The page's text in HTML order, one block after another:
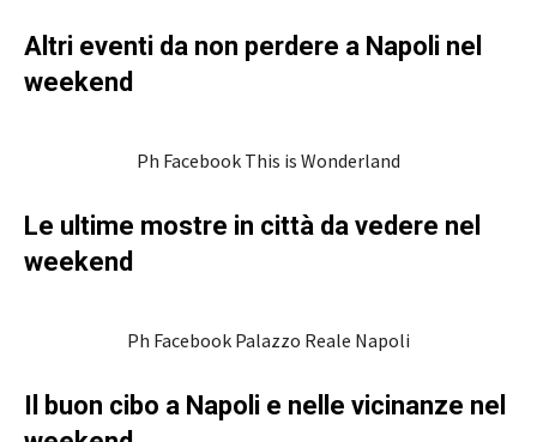
Altri eventi da non perdere a Napoli nel
weekend
Ph Facebook This is Wonderland
Le ultime mostre in città da vedere nel
weekend
Ph Facebook Palazzo Reale Napoli
Il buon cibo a Napoli e nelle vicinanze nel